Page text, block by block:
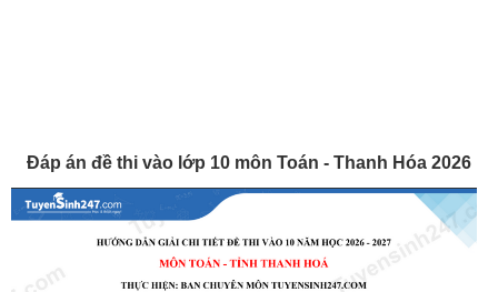
Đáp án đề thi vào lớp 10 môn Toán - Thanh Hóa 2026